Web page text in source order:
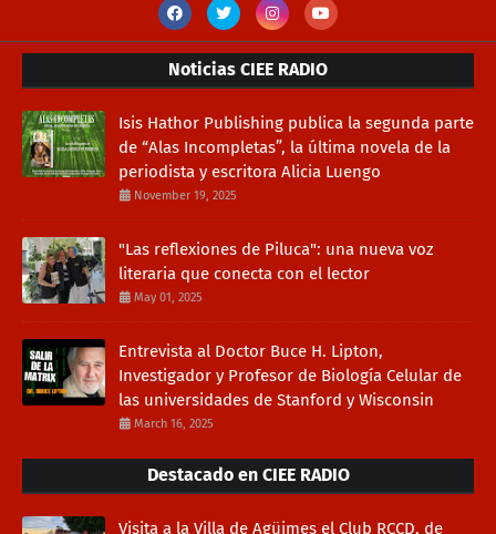
Noticias CIEE RADIO
Isis Hathor Publishing publica la segunda parte
de “Alas Incompletas”, la última novela de la
periodista y escritora Alicia Luengo
November 19, 2025
"Las reflexiones de Piluca": una nueva voz
literaria que conecta con el lector
May 01, 2025
Entrevista al Doctor Buce H. Lipton,
Investigador y Profesor de Biología Celular de
las universidades de Stanford y Wisconsin
March 16, 2025
Destacado en CIEE RADIO
Visita a la Villa de Agüimes el Club RCCD, de